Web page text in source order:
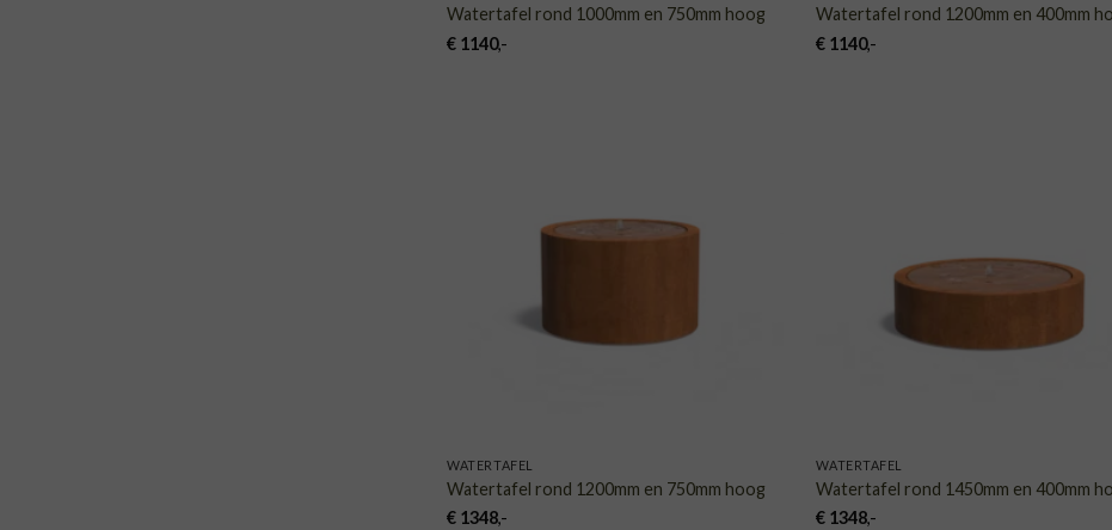
Watertafel rond 1000mm en 750mm hoog
€ 1140,-
Watertafel rond 1200mm en 400mm
€ 1140,-
WATERTAFEL
Watertafel rond 1200mm en 750mm hoog
€ 1348,-
WATERTAFEL
Watertafel rond 1450mm en 400mm
€ 1348,-